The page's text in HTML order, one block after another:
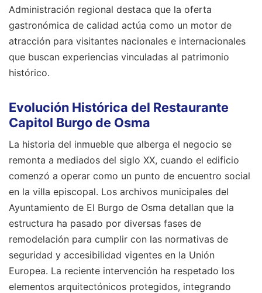
Administración regional destaca que la oferta
gastronómica de calidad actúa como un motor de
atracción para visitantes nacionales e internacionales
que buscan experiencias vinculadas al patrimonio
histórico.
Evolución Histórica del Restaurante
Capitol Burgo de Osma
La historia del inmueble que alberga el negocio se
remonta a mediados del siglo XX, cuando el edificio
comenzó a operar como un punto de encuentro social
en la villa episcopal. Los archivos municipales del
Ayuntamiento de El Burgo de Osma detallan que la
estructura ha pasado por diversas fases de
remodelación para cumplir con las normativas de
seguridad y accesibilidad vigentes en la Unión
Europea. La reciente intervención ha respetado los
elementos arquitectónicos protegidos, integrando